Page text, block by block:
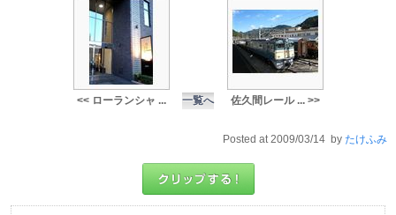
<< ローランシャ ... 一覧へ 佐久間レール ... >>
Posted at 2009/03/14 by たけふみ